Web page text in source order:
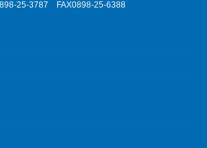
25-3787 FAX0898-25-6388